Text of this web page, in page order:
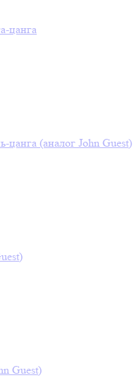
цанга
(аналог John Guest)
Guest)